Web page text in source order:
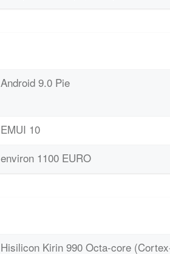
Android 9.0 Pie
EMUI 10
environ 1100 EURO
Hisilicon Kirin 990 Octa-core